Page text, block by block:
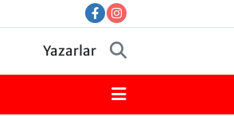
Yazarlar